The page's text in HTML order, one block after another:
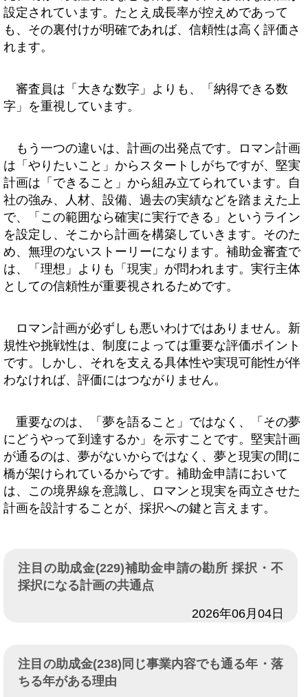
設定されています。たとえ成長率が控えめであって
も、その裏付けが明確であれば、信頼性は高く評価さ
れます。
審査員は「大きな数字」よりも、「納得できる数
字」を重視しています。
もう一つの違いは、計画の出発点です。ロマン計画
は「やりたいこと」からスタートしがちですが、堅実
計画は「できること」から組み立てられています。自
社の強み、人材、設備、過去の実績などを踏まえた上
で、「この範囲なら確実に実行できる」というライン
を設定し、そこから計画を構築していきます。そのた
め、無理のないストーリーになります。補助金審査で
は、「理想」よりも「現実」が問われます。実行主体
としての信頼性が重要視されるためです。
ロマン計画が必ずしも悪いわけではありません。新
規性や挑戦性は、制度によっては重要な評価ポイント
です。しかし、それを支える具体性や実現可能性が伴
わなければ、評価にはつながりません。
重要なのは、「夢を語ること」ではなく、「その夢
にどうやって到達するか」を示すことです。堅実計画
が通るのは、夢がないからではなく、夢と現実の間に
橋が架けられているからです。補助金申請において
は、この境界線を意識し、ロマンと現実を両立させた
計画を設計することが、採択への鍵と言えます。
注目の助成金(229)補助金申請の勘所 採択・不
採択になる計画の共通点
2026年06月04日
注目の助成金(238)同じ事業内容でも通る年・落
ちる年がある理由